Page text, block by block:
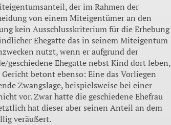
der im Rahmen der
von einem Miteigentümer an den
kein Ausschlusskriterium für die Erhebung
Ehegatte das in seinem Miteigentum
nutzt, wenn er aufgrund der
geschiedene Ehegatte nebst Kind dort leben,
betont ebenso: Eine das Vorliegen
Zwangslage, beispielsweise bei einer
vor. Zwar hatte die geschiedene Ehefrau
hat dieser aber seinen Anteil an dem
veräußert.